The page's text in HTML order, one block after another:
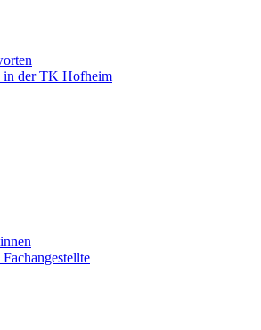
in der TK Hofheim